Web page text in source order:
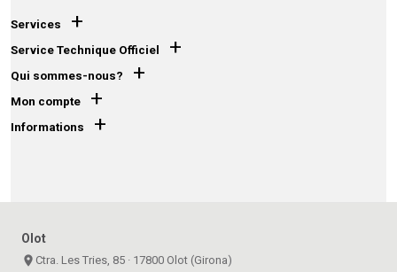
Services +
Service Technique Officiel +
Qui sommes-nous? +
Mon compte +
Informations +
Olot
place Ctra. Les Tries, 85 · 17800 Olot (Girona)